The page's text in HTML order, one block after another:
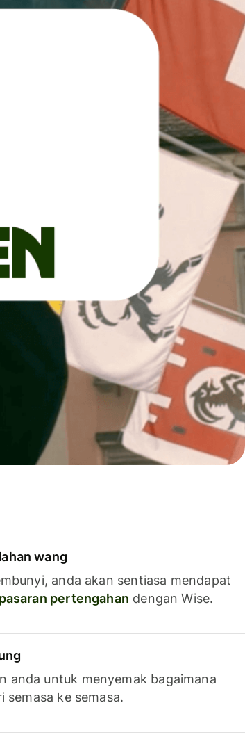
wang
anda akan sentiasa mendapat
pertengahan dengan Wise.
anda untuk menyemak bagaimana
ke semasa.